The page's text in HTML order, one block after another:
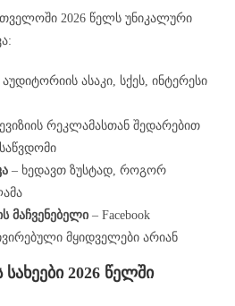
2026 წელს უნიკალური
აუდიტორიის ასაკი, სქეს, ინტერესი
რეკლამასთან შედარებით
– ხედავთ ზუსტად, როგორ
მაჩვენებელი – Facebook
მყიდველები არიან
2026 წელში